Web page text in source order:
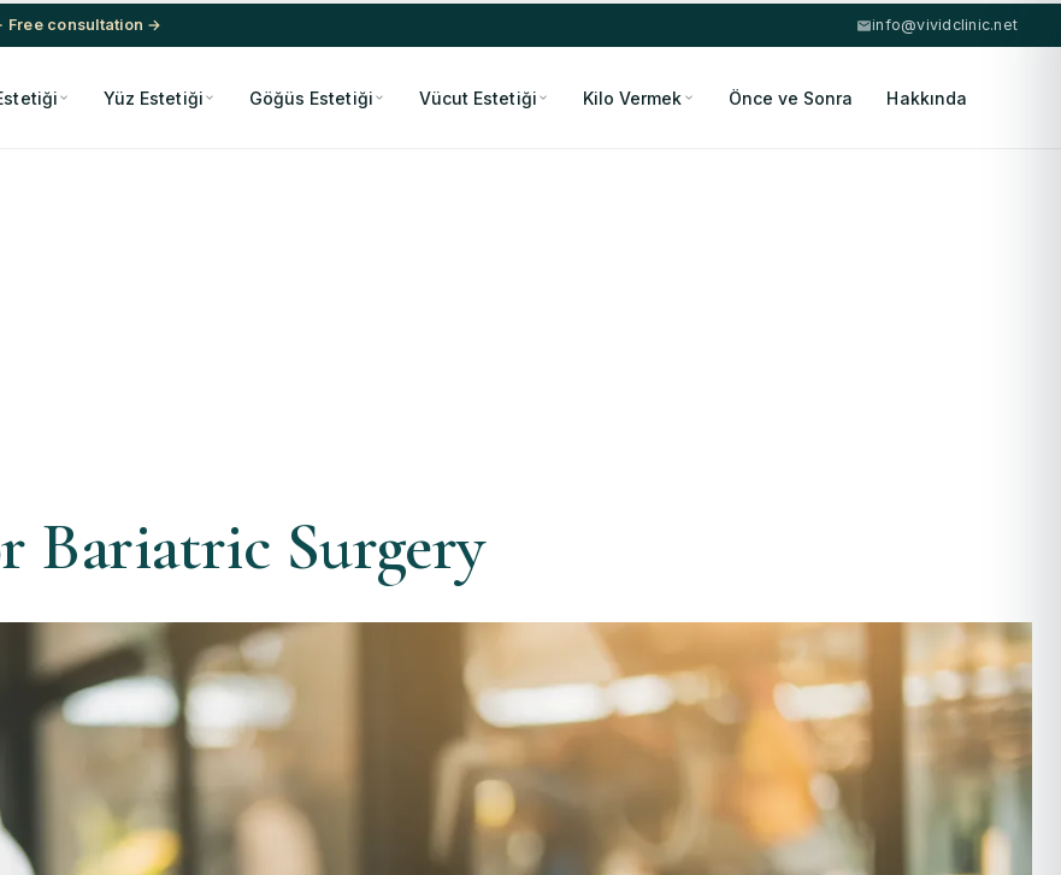
· Free consultation → info@vividclinic.net
Yüz Estetiği Göğüs Estetiği Vücut Estetiği Kilo Vermek Önce ve Sonra Hakkında
Bariatric Surgery